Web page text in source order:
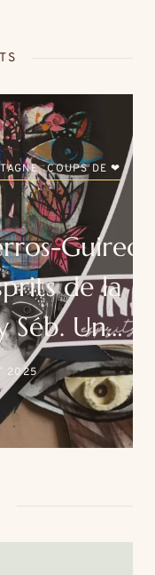
COUPS DE ❤
Guirec.
de la
Un
au
Roz